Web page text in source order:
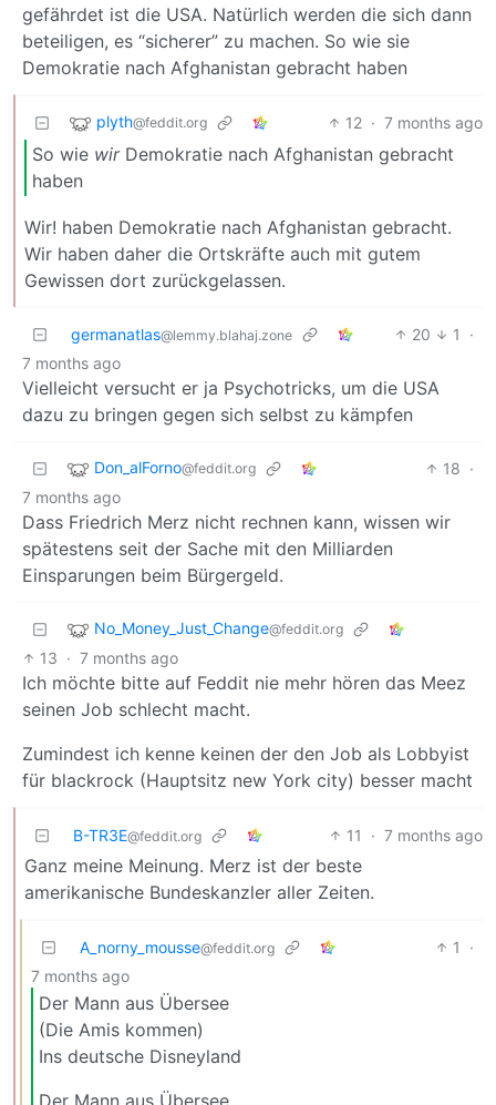
gefährdet ist die USA. Natürlich werden die sich dann
beteiligen, es “sicherer” zu machen. So wie sie
Demokratie nach Afghanistan gebracht haben
plyth@feddit.org 12 · 7 months ago
So wie wirDemokratie nach Afghanistan gebracht
haben
Wir! haben Demokratie nach Afghanistan gebracht.
Wir haben daher die Ortskräfte auch mit gutem
Gewissen dort zurückgelassen.
germanatlas@lemmy.blahaj.zone 20 1
·
7 months ago
Vielleicht versucht er ja Psychotricks, um die USA
dazu zu bringen gegen sich selbst zu kämpfen
Don_alForno@feddit.org 18 ·
7 months ago
Dass Friedrich Merz nicht rechnen kann, wissen wir
spätestens seit der Sache mit den Milliarden
Einsparungen beim Bürgergeld.
No_Money_Just_Change@feddit.org
13 · 7 months ago
Ich möchte bitte auf Feddit nie mehr hören das Meez
seinen Job schlecht macht.
Zumindest ich kenne keinen der den Job als Lobbyist
für blackrock (Hauptsitz new York city) besser macht
B-TR3E@feddit.org 11 · 7 months ago
Ganz meine Meinung. Merz ist der beste
amerikanische Bundeskanzler aller Zeiten.
A_norny_mousse@feddit.org 1
·
7 months ago
Der Mann aus Übersee
(Die Amis kommen)
Ins deutsche Disneyland
Der Mann aus Übersee